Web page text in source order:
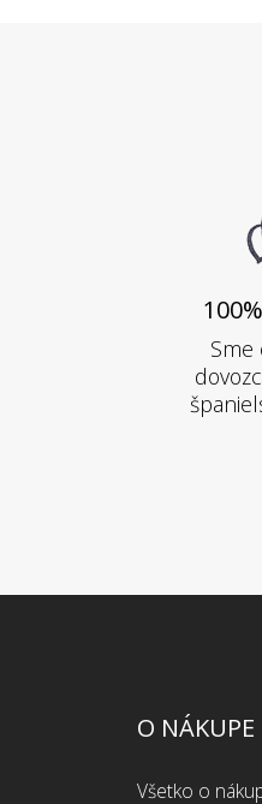
Sme
O NÁKUPE
Všetko o